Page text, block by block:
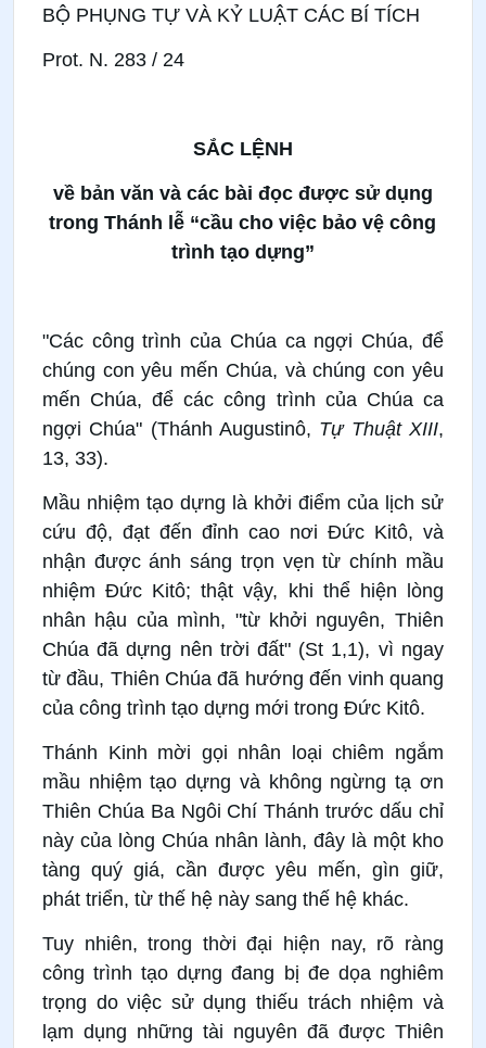
BỘ PHỤNG TỰ VÀ KỶ LUẬT CÁC BÍ TÍCH
Prot. N. 283 / 24
SẮC LỆNH
về bản văn và các bài đọc được sử dụng
trong Thánh lễ “cầu cho việc bảo vệ công
trình tạo dựng”
"Các công trình của Chúa ca ngợi Chúa, để
chúng con yêu mến Chúa, và chúng con yêu
mến Chúa, để các công trình của Chúa ca
ngợi Chúa" (Thánh Augustinô, Tự Thuật XIII,
13, 33).
Mầu nhiệm tạo dựng là khởi điểm của lịch sử
cứu độ, đạt đến đỉnh cao nơi Đức Kitô, và
nhận được ánh sáng trọn vẹn từ chính mầu
nhiệm Đức Kitô; thật vậy, khi thể hiện lòng
nhân hậu của mình, "từ khởi nguyên, Thiên
Chúa đã dựng nên trời đất" (St 1,1), vì ngay
từ đầu, Thiên Chúa đã hướng đến vinh quang
của công trình tạo dựng mới trong Đức Kitô.
Thánh Kinh mời gọi nhân loại chiêm ngắm
mầu nhiệm tạo dựng và không ngừng tạ ơn
Thiên Chúa Ba Ngôi Chí Thánh trước dấu chỉ
này của lòng Chúa nhân lành, đây là một kho
tàng quý giá, cần được yêu mến, gìn giữ,
phát triển, từ thế hệ này sang thế hệ khác.
Tuy nhiên, trong thời đại hiện nay, rõ ràng
công trình tạo dựng đang bị đe dọa nghiêm
trọng do việc sử dụng thiếu trách nhiệm và
lạm dụng những tài nguyên đã được Thiên